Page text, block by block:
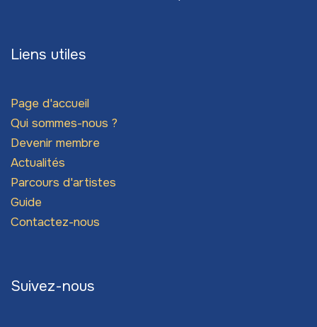
Liens utiles
Page d'accueil
Qui sommes-nous ?
Devenir membre
Actualités
Parcours d'artistes
Guide
Contactez-nous
Suivez-nous